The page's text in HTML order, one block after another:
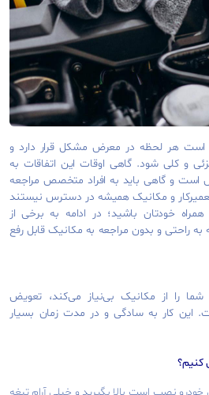
است هر لحظه در معرض مشکل قرار دارد و
و کلی شود. گاهی اوقات این اتفاقات به
است و گاهی باید به افراد متخصص مراجعه
تعمیرکار و مکانیک همیشه در دسترس نیستند
خودتان باشید؛ در ادامه به برخی از
راحتی و بدون مراجعه به مکانیک قابل رفع
شما را از مکانیک بی‌نیاز می‌کند، تعویض
این کار به سادگی و در مدت زمان بسیار
کنیم؟
خودرو نصب است بالا بگیرید و خیلی آرام تیغه